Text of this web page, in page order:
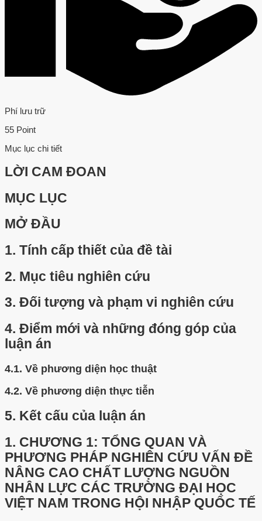
Phí lưu trữ
55 Point
Mục lục chi tiết
LỜI CAM ĐOAN
MỤC LỤC
MỞ ĐẦU
1. Tính cấp thiết của đề tài
2. Mục tiêu nghiên cứu
3. Đối tượng và phạm vi nghiên cứu
4. Điểm mới và những đóng góp của
luận án
4.1. Về phương diện học thuật
4.2. Về phương diện thực tiễn
5. Kết cấu của luận án
1. CHƯƠNG 1: TỔNG QUAN VÀ
PHƯƠNG PHÁP NGHIÊN CỨU VẤN ĐỀ
NÂNG CAO CHẤT LƯỢNG NGUỒN
NHÂN LỰC CÁC TRƯỜNG ĐẠI HỌC
VIỆT NAM TRONG HỘI NHẬP QUỐC TẾ